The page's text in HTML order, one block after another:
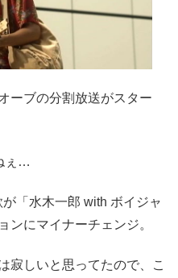
ーブの分割放送がスター
ぇ…
「水木一郎 with ボイジャ
ンにマイナーチェンジ。
寂しいと思ってたので、こ